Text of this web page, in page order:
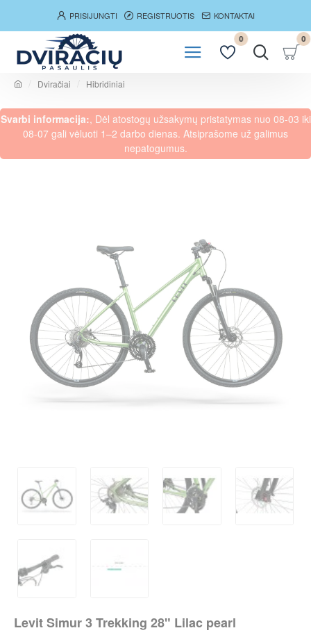
PRISIJUNGTI REGISTRUOTIS KONTAKTAI
0 0
o
m
Dviračiai Hibridiniai
Svarbi informacija:, Dėl atostogų užsakymų pristatymas nuo 08-03 iki
08-07 gali vėluoti 1–2 darbo dienas. Atsiprašome už galimus
nepatogumus.
-20%
Levit Simur 3 Trekking 28" Lilac pearl